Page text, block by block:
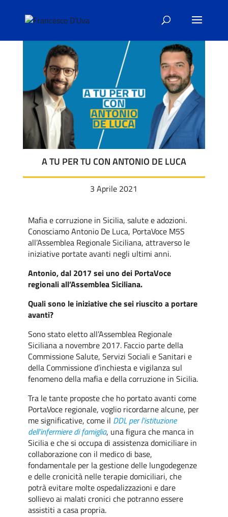
A TU PER TU CON ANTONIO DE LUCA
3 Aprile 2021
Mafia e corruzione in Sicilia, salute e adozioni.
Conosciamo Antonio De Luca, PortaVoce M5S
all’Assemblea Regionale Siciliana, attraverso le
iniziative portate avanti negli ultimi anni.
Antonio, dal 2017 sei uno dei PortaVoce
regionali all’Assemblea Siciliana.
Quali sono le iniziative che sei riuscito a portare
avanti?
Sono stato eletto all’Assemblea Regionale
Siciliana a novembre 2017. Faccio parte della
Commissione Salute, Servizi Sociali e Sanitari e
della Commissione d’inchiesta e vigilanza sul
fenomeno della mafia e della corruzione in Sicilia.
Tra le tante proposte che ho portato avanti come
PortaVoce regionale, voglio ricordarne alcune, per
me significative, come il DDL per l’istituzione
dell’infermiere di famiglia, una figura che manca in
Sicilia e che si occupa di assistenza domiciliare in
collaborazione con il medico di base,
fondamentale per la gestione delle lungodegenze
e delle cronicità nelle terapie domiciliari, che
potrà evitare molte ospedalizzazioni e dare
sollievo ai malati cronici che potranno essere
assistiti a casa propria.